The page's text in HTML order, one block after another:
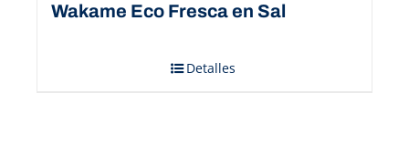
Wakame Eco Fresca en Sal
Detalles